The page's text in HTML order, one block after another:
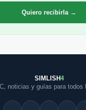
Quiero recibirla →
SIMLISH4
noticias y guías para todos